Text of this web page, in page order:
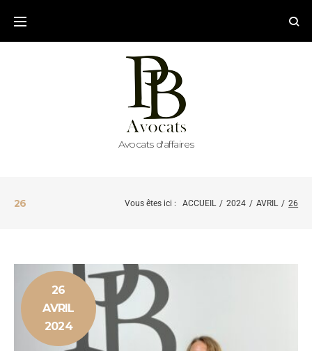
Avocats d'affaires
26 Vous êtes ici : ACCUEIL / 2024 / AVRIL / 26
26
AVRIL
2024